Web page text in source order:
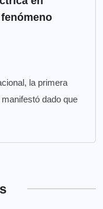
la primera
dado que